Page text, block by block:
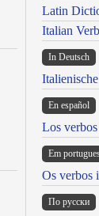
Latin
Italian
In Deutsch
En español
Los
Em
Os verbos
По русски